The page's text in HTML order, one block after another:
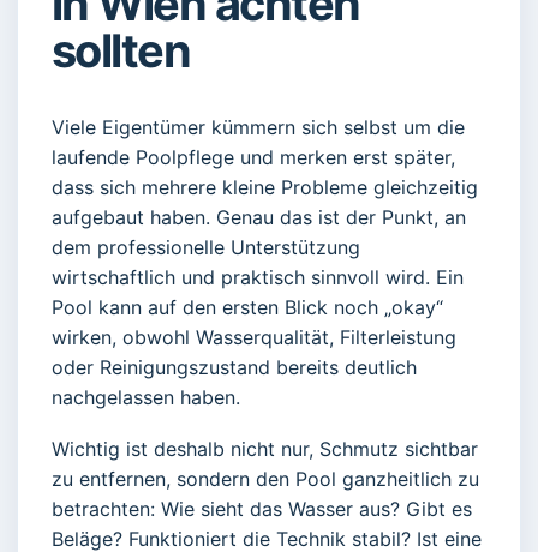
sollten
Viele Eigentümer kümmern sich selbst um die
laufende Poolpflege und merken erst später,
dass sich mehrere kleine Probleme gleichzeitig
aufgebaut haben. Genau das ist der Punkt, an
dem professionelle Unterstützung
wirtschaftlich und praktisch sinnvoll wird. Ein
Pool kann auf den ersten Blick noch „okay“
wirken, obwohl Wasserqualität, Filterleistung
oder Reinigungszustand bereits deutlich
nachgelassen haben.
Wichtig ist deshalb nicht nur, Schmutz sichtbar
zu entfernen, sondern den Pool ganzheitlich zu
betrachten: Wie sieht das Wasser aus? Gibt es
Beläge? Funktioniert die Technik stabil? Ist eine